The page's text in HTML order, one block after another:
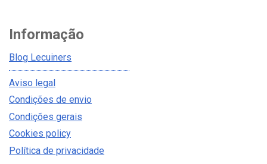
Informação
Blog Lecuiners
Aviso legal
Condições de envio
Condições gerais
Cookies policy
Política de privacidade